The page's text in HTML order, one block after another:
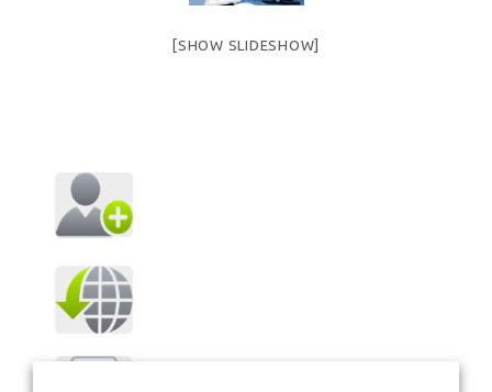
[SHOW SLIDESHOW]